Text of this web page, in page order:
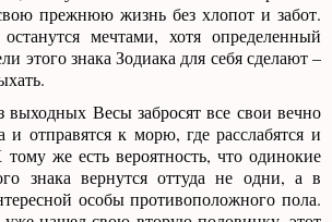
прежнюю жизнь без хлопот и забот.
мечтами, хотя определенный
этого знака Зодиака для себя сделают –
Весы забросят все свои вечно
и отправятся к морю, где расслабятся и
же есть вероятность, что одинокие
знака вернутся оттуда не одни, а в
особы противоположного пола.